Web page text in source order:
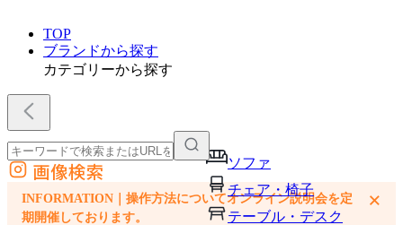
TOP
ブランドから探す
カテゴリーから探す
ソファ
チェア・椅子
テーブル・デスク
外部サイトの商品をカートに追加
他のサイトで見つけた商品ページのURLを貼り付けて、カートに追加できます
画像検索
INFORMATION｜操作方法についてオンライン説明会を定
期開催しております。
×